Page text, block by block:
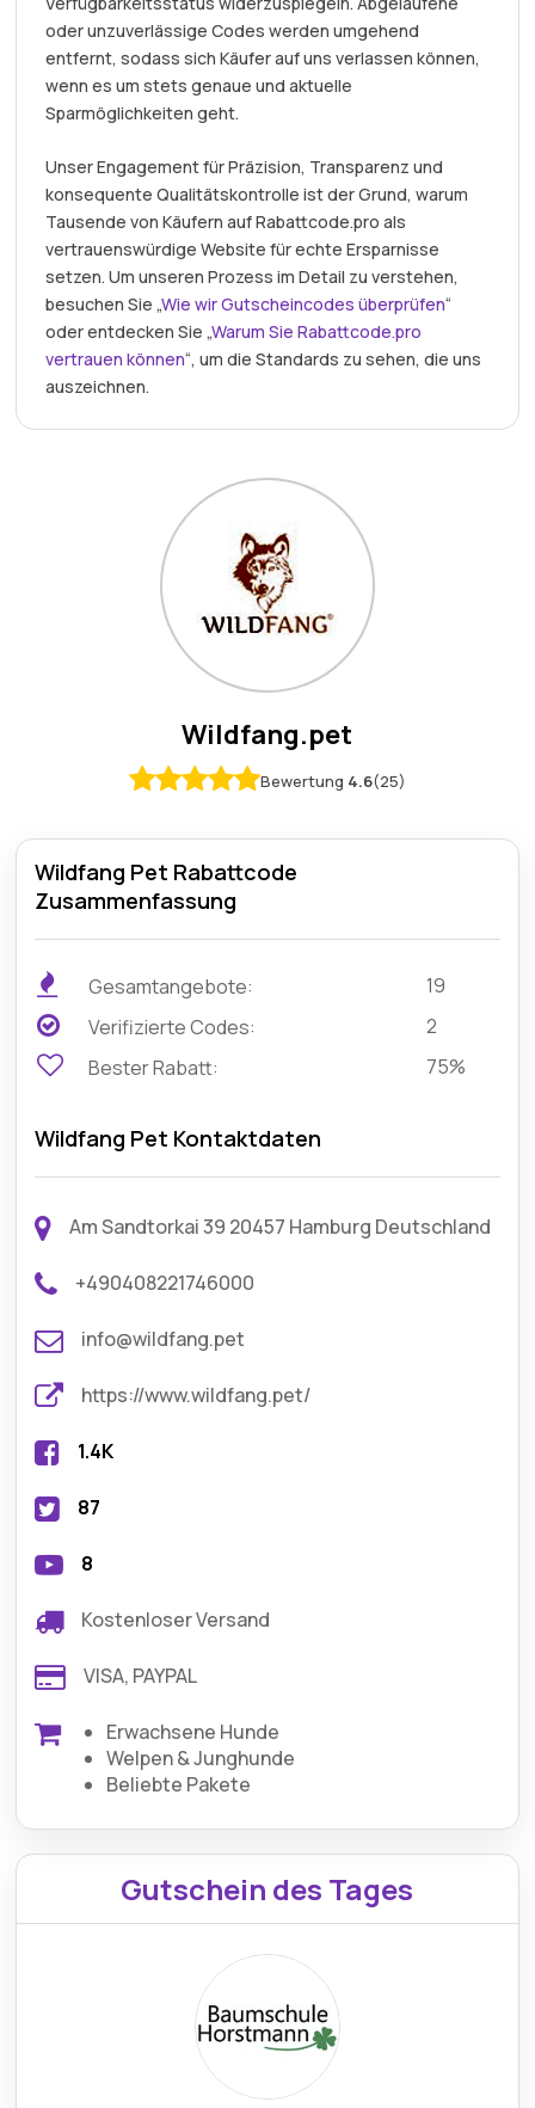
oder unzuverlässige Codes werden umgehend
entfernt, sodass sich Käufer auf uns verlassen können,
wenn es um stets genaue und aktuelle
Sparmöglichkeiten geht.
Unser Engagement für Präzision, Transparenz und
konsequente Qualitätskontrolle ist der Grund, warum
Tausende von Käufern auf Rabattcode.pro als
vertrauenswürdige Website für echte Ersparnisse
setzen. Um unseren Prozess im Detail zu verstehen,
besuchen Sie „Wie wir Gutscheincodes überprüfen“
oder entdecken Sie „Warum Sie Rabattcode.pro
vertrauen können“, um die Standards zu sehen, die uns
auszeichnen.
Wildfang.pet
Bewertung 4.6(25)
Wildfang Pet Rabattcode
Zusammenfassung
Gesamtangebote:
19
Verifizierte Codes:
2
Bester Rabatt:
75%
Wildfang Pet Kontaktdaten
Am Sandtorkai 39 20457 Hamburg Deutschland
+490408221746000
info@wildfang.pet
https://www.wildfang.pet/
1.4K
87
8
Kostenloser Versand
VISA, PAYPAL
Erwachsene Hunde
Welpen & Junghunde
Beliebte Pakete
Gutschein des Tages